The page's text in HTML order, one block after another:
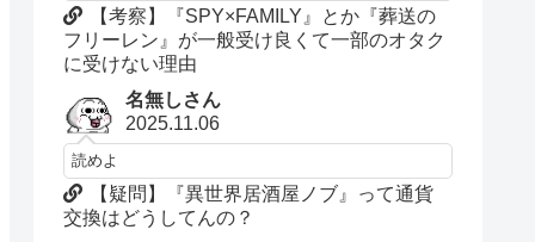
【考察】『SPY×FAMILY』とか『葬送の
フリーレン』が一般受け良くて一部のオタク
に受けない理由
名無しさん
2025.11.06
読めよ
【疑問】『異世界居酒屋ノブ』って通貨
交換はどうしてんの？